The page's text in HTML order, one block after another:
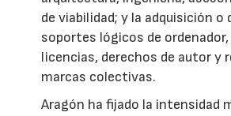
de viabilidad; y la adquisición o
soportes lógicos de
licencias, derechos de autor y
marcas colectivas.
Aragón ha fijado la intensidad